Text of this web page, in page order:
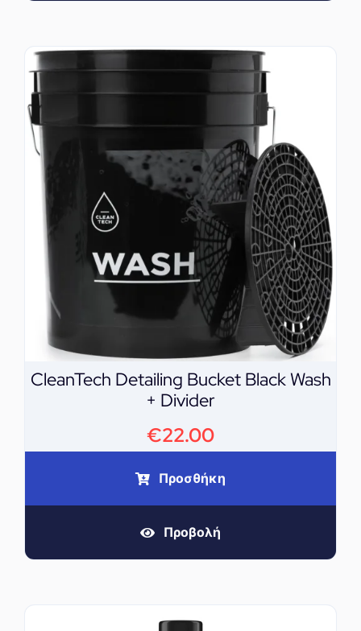
CleanTech Detailing Bucket Black Wash
+ Divider
€22.00
Προσθήκη
Προβολή